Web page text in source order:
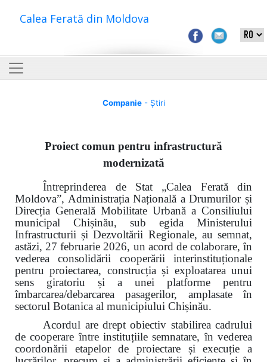
Calea Ferată din Moldova
Companie- Știri
Proiect comun pentru infrastructură
modernizată
Întreprinderea de Stat „Calea Ferată din
Moldova”, Administrația Națională a Drumurilor și
Direcția Generală Mobilitate Urbană a Consiliului
municipal Chișinău, sub egida Ministerului
Infrastructurii și Dezvoltării Regionale, au semnat,
astăzi, 27 februarie 2026, un acord de colaborare, în
vederea consolidării cooperării interinstituționale
pentru proiectarea, construcția și exploatarea unui
sens giratoriu și a unei platforme pentru
îmbarcarea/debarcarea pasagerilor, amplasate în
sectorul Botanica al municipiului Chișinău.
Acordul are drept obiectiv stabilirea cadrului
de cooperare între instituțiile semnatare, în vederea
coordonării etapelor de proiectare și execuție a